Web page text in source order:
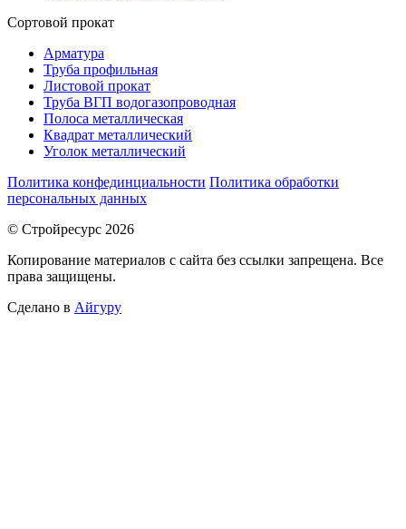
Сортовой прокат
Арматура
Труба профильная
Листовой прокат
Труба ВГП водогазопроводная
Полоса металлическая
Квадрат металлический
Уголок металлический
Политика конфединциальности Политика обработки
персональных данных
© Стройресурс 2026
Копирование материалов с сайта без ссылки запрещена. Все
права защищены.
Сделано в Айгуру